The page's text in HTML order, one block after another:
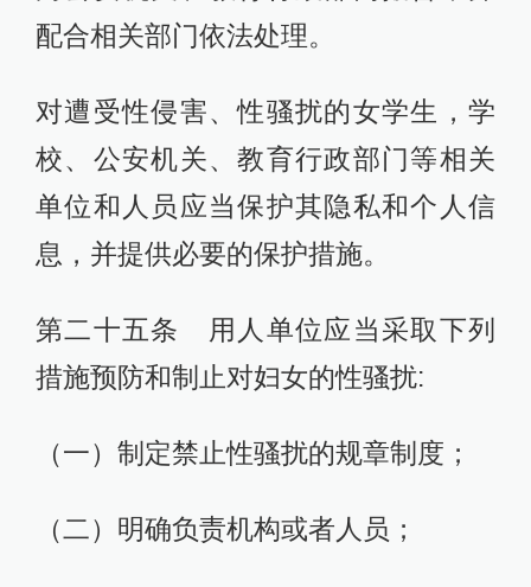
配合相关部门依法处理。
对遭受性侵害、性骚扰的女学生，学
校、公安机关、教育行政部门等相关
单位和人员应当保护其隐私和个人信
息，并提供必要的保护措施。
第二十五条 用人单位应当采取下列
措施预防和制止对妇女的性骚扰:
（一）制定禁止性骚扰的规章制度；
（二）明确负责机构或者人员；